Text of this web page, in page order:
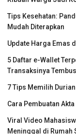
Tips Kesehatan:
Mudah Diterapkan
Update Harga Emas
5 Daftar e-Wallet
Transaksinya
7 Tips Memilih
Cara Pembuatan
Viral Video
Meninggal di Rumah